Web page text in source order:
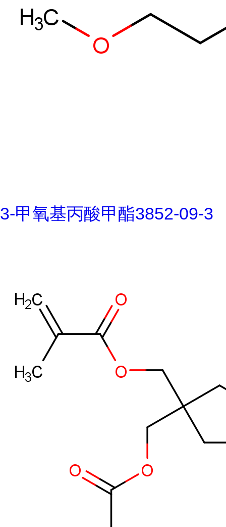
3-甲氧基丙酸甲酯3852-09-3